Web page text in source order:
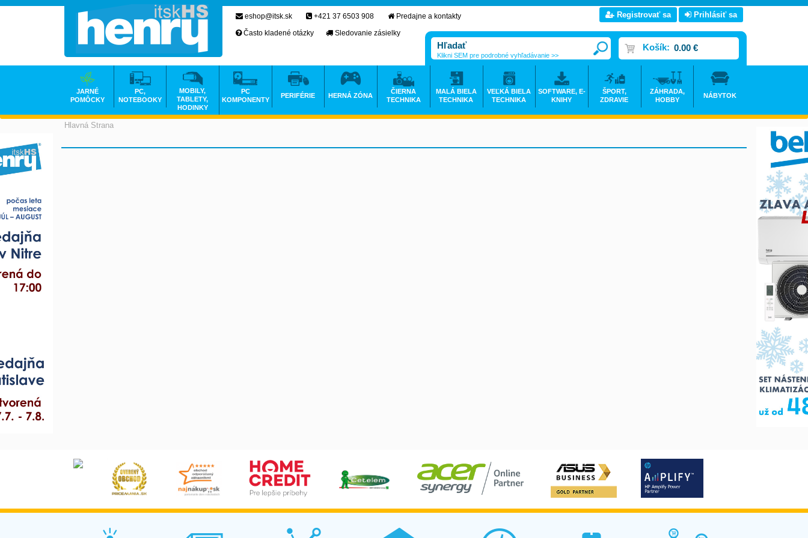
Hlavná Strana
eshop@itsk.sk +421 37 6503 908
Predajne a kontakty
Často kladené otázky
Sledovanie zásielky
Registrovať sa Prihlásiť sa
Košík: 0.00 €
Klikni SEM pre podrobné vyhľadávanie >>
JARNÉ
POMÔCKY
PC,
NOTEBOOKY
MOBILY,
TABLETY,
HODINKY
PC
KOMPONENTY
PERIFÉRIE HERNÁ ZÓNA
ČIERNA
TECHNIKA
MALÁ BIELA
TECHNIKA
VEĽKÁ BIELA
TECHNIKA
SOFTWARE, E-
KNIHY
ŠPORT,
ZDRAVIE
ZÁHRADA,
HOBBY
NÁBYTOK